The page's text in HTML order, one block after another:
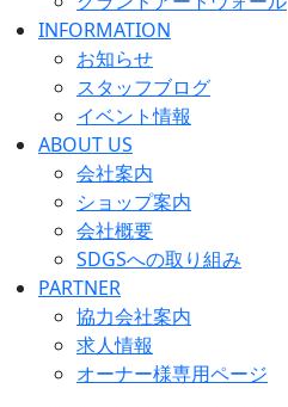
INFORMATION
お知らせ
スタッフブログ
イベント情報
ABOUT US
会社案内
ショップ案内
会社概要
SDGSへの取り組み
PARTNER
協力会社案内
求人情報
オーナー様専用ページ